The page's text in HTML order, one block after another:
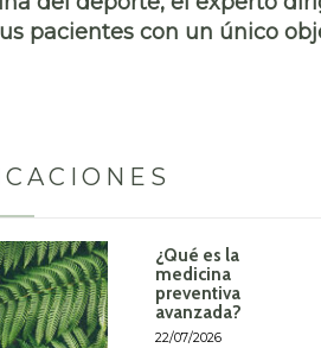
pacientes con un único
¿Qué es la
medicina
preventiva
avanzada?
22/07/2026